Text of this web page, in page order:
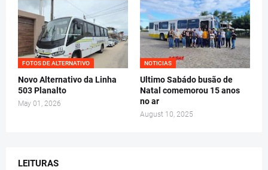
FOTOS DE ALTERNATIVO
Novo Alternativo da Linha
503 Planalto
May 01, 2026
NOTICIAS
Ultimo Sabádo busão de
Natal comemorou 15 anos
no ar
August 10, 2025
LEITURAS